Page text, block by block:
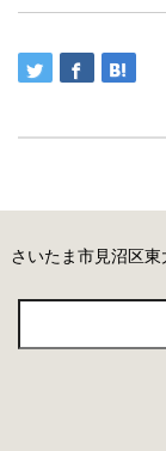
さいたま市見沼区